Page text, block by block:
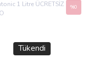
Tükendi
%0